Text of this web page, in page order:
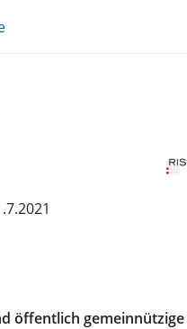
öffentlich gemeinnützige